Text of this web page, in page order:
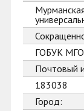
ГОБУК
Почтовый
183038
Город: